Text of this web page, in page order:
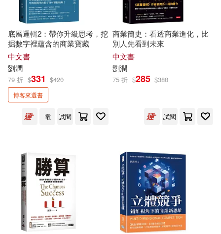
劉潤清 韓寶成 編著(1)
劉潤澤，董曉娜（主編）(1)
劉潤澤，馬永紅(1)
劉潤為（主編）(1) 劉潤生(1)
劉潤福(1)
劉潤福，（日） 三神慎一朗，唐延
強（主編）(1)
高等教育出版社(2)
SONY MUSIC(1)
上海大學出版社(1)
中國人民大學出版社(1)
中國商務出版社(1)
中國國際廣播出版社(1)
底層邏輯2：帶你升級思考，挖
掘數字裡蘊含的商業寶藏
中文書
劉潤
79 折 $331 $420
博客來選書
電 試閱
商業簡史：看透商業進化，比
別人先看到未來
中文書
劉潤
75 折 $285 $380
試閱